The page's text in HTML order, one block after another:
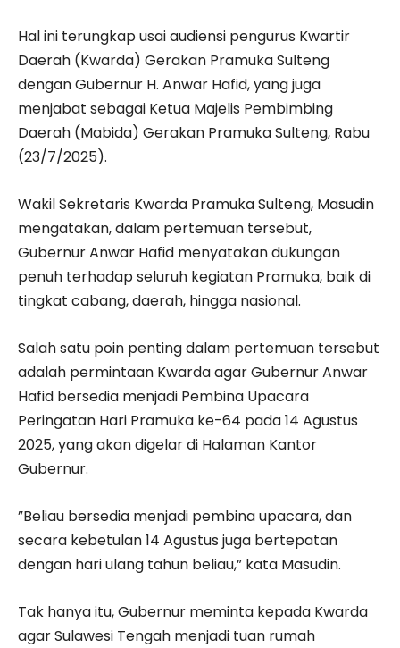
‎‎Hal ini terungkap usai audiensi pengurus Kwartir
Daerah (Kwarda) Gerakan Pramuka Sulteng
dengan Gubernur H. Anwar Hafid, yang juga
menjabat sebagai Ketua Majelis Pembimbing
Daerah (Mabida) Gerakan Pramuka Sulteng, Rabu
(23/7/2025).
‎‎Wakil Sekretaris Kwarda Pramuka Sulteng, Masudin
mengatakan, dalam pertemuan tersebut,
Gubernur Anwar Hafid menyatakan dukungan
penuh terhadap seluruh kegiatan Pramuka, baik di
tingkat cabang, daerah, hingga nasional.
‎‎Salah satu poin penting dalam pertemuan tersebut
adalah permintaan Kwarda agar Gubernur Anwar
Hafid bersedia menjadi Pembina Upacara
Peringatan Hari Pramuka ke-64 pada 14 Agustus
2025, yang akan digelar di Halaman Kantor
Gubernur.
‎”Beliau bersedia menjadi pembina upacara, dan
secara kebetulan 14 Agustus juga bertepatan
dengan hari ulang tahun beliau,” kata Masudin.
‎Tak hanya itu, Gubernur meminta kepada Kwarda
agar Sulawesi Tengah menjadi tuan rumah